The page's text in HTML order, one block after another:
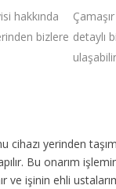
hakkında
bizlere detaylı
cihazı yerinden
Bu onarım
işinin ehli